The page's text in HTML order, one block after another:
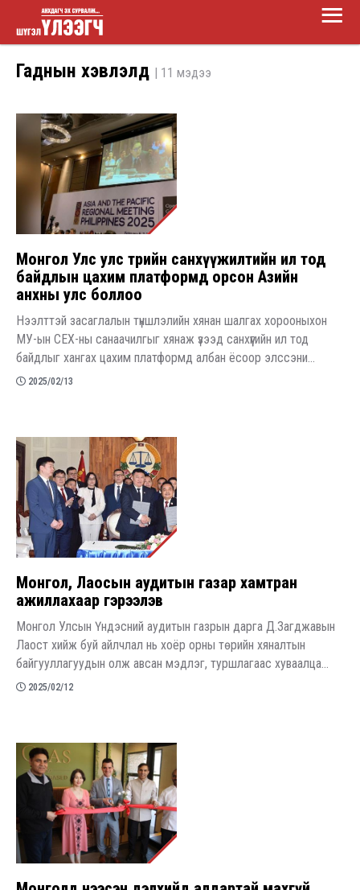
Skip
to
main
Шүгэл
үлээгч
Main
Menu
Гаднын хэвлэлд | 11 мэдээ
Монгол Улс улс төрийн санхүүжилтийн ил тод
байдлын цахим платформд орсон Азийн
анхны улс боллоо
Нээлттэй засаглалын түншлэлийн хянан шалгах хорооныхон
МУ-ын СЕХ-ны санаачилгыг хянаж үзээд санхүүгийн ил тод
байдлыг хангах цахим платформд албан ёсоор элссэни...
2025/02/13
Монгол, Лаосын аудитын газар хамтран
ажиллахаар гэрээлэв
Монгол Улсын Үндэсний аудитын газрын дарга Д.Загджавын
Лаост хийж буй айлчлал нь хоёр орны төрийн хяналтын
байгууллагуудын олж авсан мэдлэг, туршлагаас хуваалца...
2025/02/12